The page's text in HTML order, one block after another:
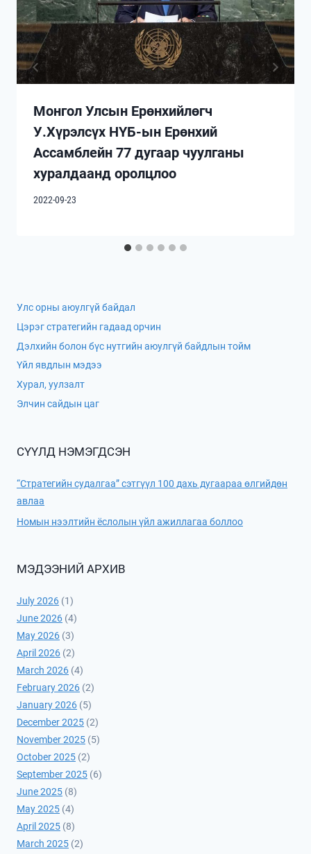
Монгол Улсын Ерөнхийлөгч
У.Хүрэлсүх НҮБ-ын Ерөнхий
Ассамблейн 77 дугаар чуулганы
хуралдаанд оролцлоо
2022-09-23
Улс орны аюулгүй байдал
Цэрэг стратегийн гадаад орчин
Дэлхийн болон бүс нутгийн аюулгүй байдлын тойм
Үйл явдлын мэдээ
Хурал, уулзалт
Элчин сайдын цаг
СҮҮЛД НЭМЭГДСЭН
“Стратегийн судалгаа” сэтгүүл 100 дахь дугаараа өлгийдөн
авлаа
Номын нээлтийн ёслолын үйл ажиллагаа боллоо
МЭДЭЭНИЙ АРХИВ
July 2026 (1)
June 2026 (4)
May 2026 (3)
April 2026 (2)
March 2026 (4)
February 2026 (2)
January 2026 (5)
December 2025 (2)
November 2025 (5)
October 2025 (2)
September 2025 (6)
June 2025 (8)
May 2025 (4)
April 2025 (8)
March 2025 (2)